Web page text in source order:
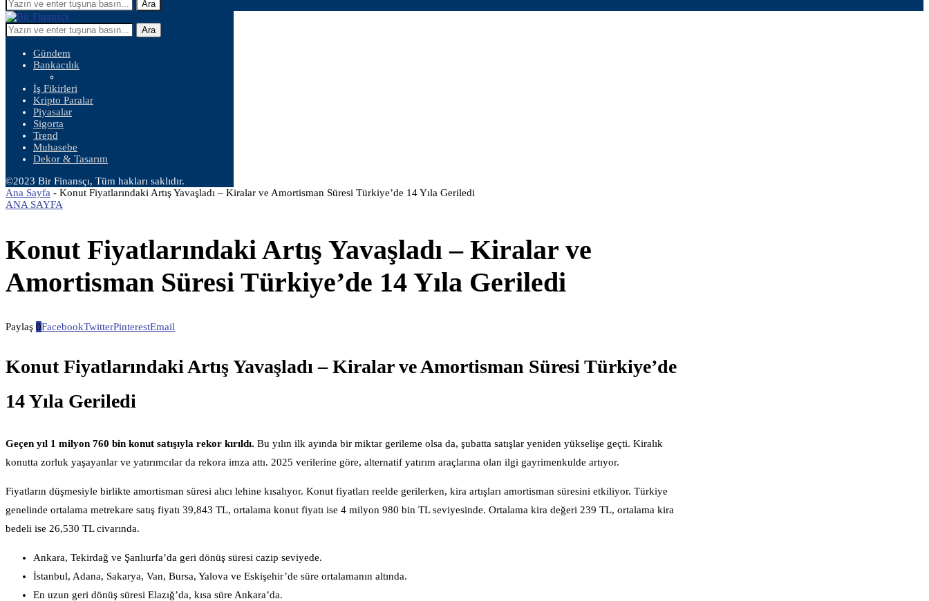
Ara
Ara
Gündem
Bankacılık
İş Fikirleri
Kripto Paralar
Piyasalar
Sigorta
Trend
Muhasebe
Dekor & Tasarım
©2023 Bir Finansçı, Tüm hakları saklıdır.
Ana Sayfa - Konut Fiyatlarındaki Artış Yavaşladı – Kiralar ve Amortisman Süresi Türkiye’de 14 Yıla Geriledi
ANA SAYFA
Konut Fiyatlarındaki Artış Yavaşladı – Kiralar ve
Amortisman Süresi Türkiye’de 14 Yıla Geriledi
Paylaş 0FacebookTwitterPinterestEmail
Konut Fiyatlarındaki Artış Yavaşladı – Kiralar ve Amortisman Süresi Türkiye’de
14 Yıla Geriledi
Geçen yıl 1 milyon 760 bin konut satışıyla rekor kırıldı. Bu yılın ilk ayında bir miktar gerileme olsa da, şubatta satışlar yeniden yükselişe geçti. Kiralık
konutta zorluk yaşayanlar ve yatırımcılar da rekora imza attı. 2025 verilerine göre, alternatif yatırım araçlarına olan ilgi gayrimenkulde artıyor.
Fiyatların düşmesiyle birlikte amortisman süresi alıcı lehine kısalıyor. Konut fiyatları reelde gerilerken, kira artışları amortisman süresini etkiliyor. Türkiye
genelinde ortalama metrekare satış fiyatı 39,843 TL, ortalama konut fiyatı ise 4 milyon 980 bin TL seviyesinde. Ortalama kira değeri 239 TL, ortalama kira
bedeli ise 26,530 TL civarında.
Ankara, Tekirdağ ve Şanlıurfa’da geri dönüş süresi cazip seviyede.
İstanbul, Adana, Sakarya, Van, Bursa, Yalova ve Eskişehir’de süre ortalamanın altında.
En uzun geri dönüş süresi Elazığ’da, kısa süre Ankara’da.